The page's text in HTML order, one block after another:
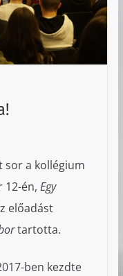
sor a kollégium
12-én, Egy
előadást
tartotta.
ben kezdte